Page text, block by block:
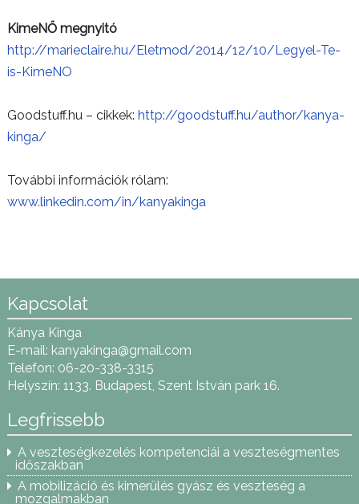
KimeNŐ megnyitó
http://marieclaire.hu/Eletmod/2014/12/10/Legyel-Te-
is-KimeNO
Goodstuff.hu – cikkek: http://goodstuff.hu/author/kanya-
kinga/
További információk rólam:
www.linkedin.com/in/kanyakinga
Kapcsolat
Kánya Kinga
E-mail: kanyakinga@gmail.com
Telefon: 06-20-338-3315
Helyszín: 1133. Budapest, Szent István park 16.
Legfrissebb
A veszteségkezelés kompetenciái a veszteségmentes
időszakban
A mobilizáció és kimerülés gyász és veszteség a
mozgalmakban